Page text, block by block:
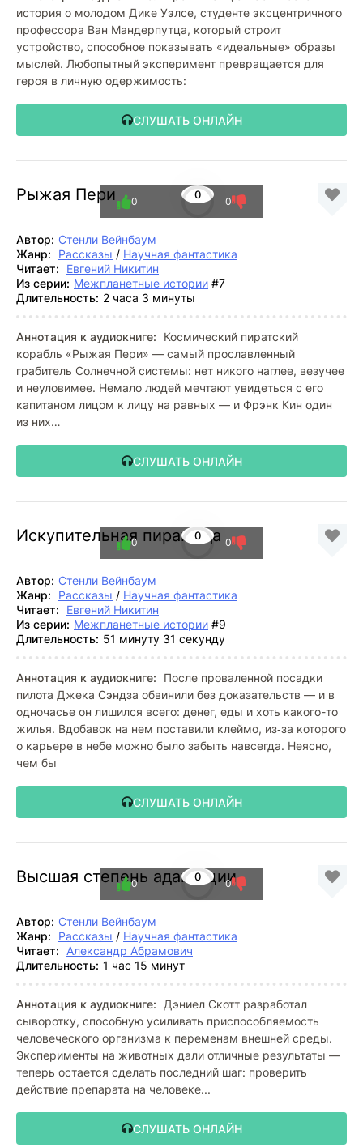
история о молодом Дике Уэлсе, студенте эксцентричного
профессора Ван Мандерпутца, который строит
устройство, способное показывать «идеальные» образы
мыслей. Любопытный эксперимент превращается для
героя в личную одержимость:
СЛУШАТЬ ОНЛАЙН
Рыжая Пери 0
0 0
Автор: Стенли Вейнбаум
Жанр:
Рассказы / Научная фантастика
Читает:
Евгений Никитин
Из серии: Межпланетные истории #7
Длительность: 2 часа 3 минуты
Аннотация к аудиокниге:
Космический пиратский
корабль «Рыжая Пери» — самый прославленный
грабитель Солнечной системы: нет никого наглее, везучее
и неуловимее. Немало людей мечтают увидеться с его
капитаном лицом к лицу на равных — и Фрэнк Кин один
из них…
СЛУШАТЬ ОНЛАЙН
Искупительная пирамида
0
0 0
Автор: Стенли Вейнбаум
Жанр:
Рассказы / Научная фантастика
Читает:
Евгений Никитин
Из серии: Межпланетные истории #9
Длительность: 51 минуту 31 секунду
Аннотация к аудиокниге:
После проваленной посадки
пилота Джека Сэндза обвинили без доказательств — и в
одночасье он лишился всего: денег, еды и хоть какого-то
жилья. Вдобавок на нем поставили клеймо, из‑за которого
о карьере в небе можно было забыть навсегда. Неясно,
чем бы
СЛУШАТЬ ОНЛАЙН
Высшая степень адаптации
0
0 0
Автор: Стенли Вейнбаум
Жанр:
Рассказы / Научная фантастика
Читает:
Александр Абрамович
Длительность: 1 час 15 минут
Аннотация к аудиокниге:
Дэниел Скотт разработал
сыворотку, способную усиливать приспособляемость
человеческого организма к переменам внешней среды.
Эксперименты на животных дали отличные результаты —
теперь остается сделать последний шаг: проверить
действие препарата на человеке...
СЛУШАТЬ ОНЛАЙН